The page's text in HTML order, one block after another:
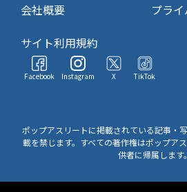
会社概要
プラ
サイト利用規約
Facebook Instagram X TikTok
ポップアスリートに掲載されている記事・
載を禁じます。すべての著作権はポップア
供者に帰属します。